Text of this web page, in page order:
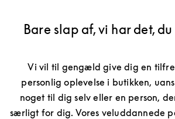
Bare slap af, vi har det,
Vi vil til gengæld give dig en
personlig oplevelse i butikken,
noget til dig selv eller en person,
særligt for dig. Vores veluddannede